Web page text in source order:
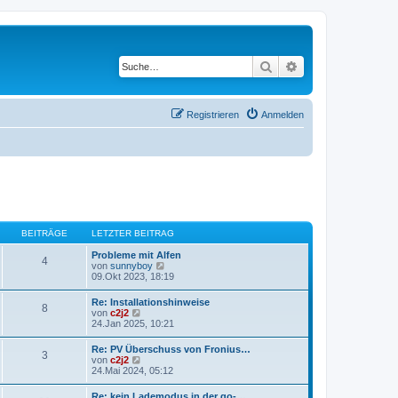
Suche
Anmelden
Registrieren
BEITRÄGE LETZTER BEITRAG
4
Probleme mit Alfen
von sunnyboy
e
e
s
t
e
r
B
i
t
r
09.Okt 2023, 18:19
8
Re: Installationshinweise
von c2j2
e
s
t
e
r
24.Jan 2025, 10:21
3
Re: PV Überschuss von Fronius…
von c2j2
e
24.Mai 2024, 05:12